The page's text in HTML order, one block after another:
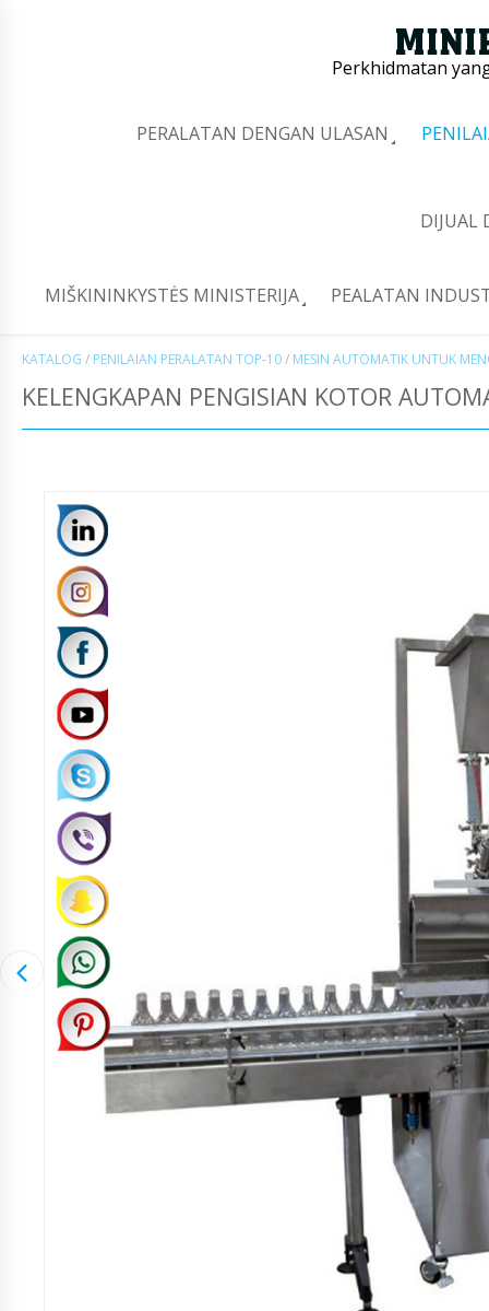
Perkhidmatan
PERALATAN DENGAN ULASAN
DIJUAL
MIŠKININKYSTĖS MINISTERIJA PEALATAN
KATALOG / PENILAIAN PERALATAN TOP-10/ MESIN AUTOMATIK UNTUK
KELENGKAPAN PENGISIAN KOTOR